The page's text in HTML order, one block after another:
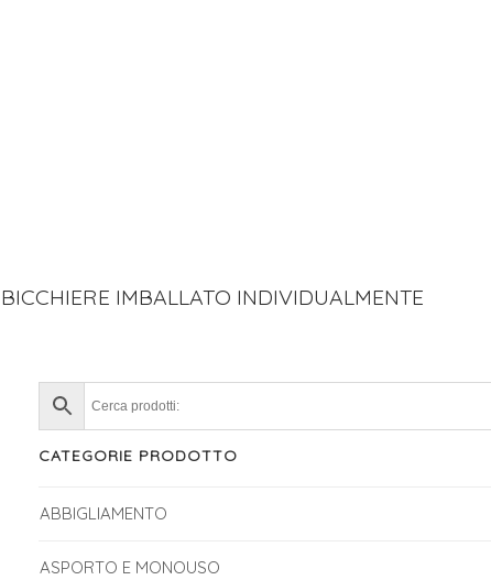
BICCHIERE IMBALLATO INDIVIDUALMENTE
CATEGORIE PRODOTTO
ABBIGLIAMENTO
ASPORTO E MONOUSO